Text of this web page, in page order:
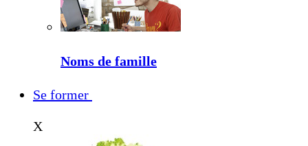
Noms de famille
Se former
X